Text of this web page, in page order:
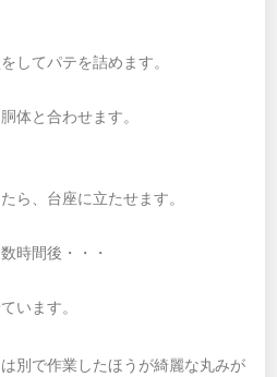
してパテを詰めます。
体と合わせます。
ら、台座に立たせます。
時間後・・・
います。
別で作業したほうが綺麗な丸みが